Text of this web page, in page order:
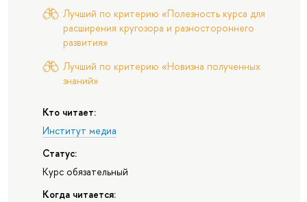
Лучший по критерию «Полезность курса для
расширения кругозора и разностороннего
развития»
Лучший по критерию «Новизна полученных
знаний»
Кто читает:
Институт медиа
Статус:
Курс обязательный
Когда читается: